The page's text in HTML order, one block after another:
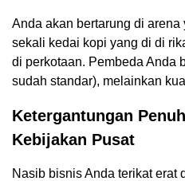
Anda akan bertarung di
sekali kedai kopi yang di di
di perkotaan. Pembeda Anda
sudah standar), melainkan
Ketergantungan
Kebijakan Pusat
Nasib bisnis Anda terikat erat